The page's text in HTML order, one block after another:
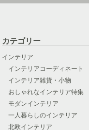
カテゴリー
インテリア
インテリアコーディネート
インテリア雑貨・小物
おしゃれなインテリア特集
モダンインテリア
一人暮らしのインテリア
北欧インテリア